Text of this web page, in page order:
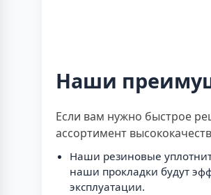
Наши
Если вам нужно быстрое
ассортимент
Наши резиновые
наши прокладки будут
эксплуатации.